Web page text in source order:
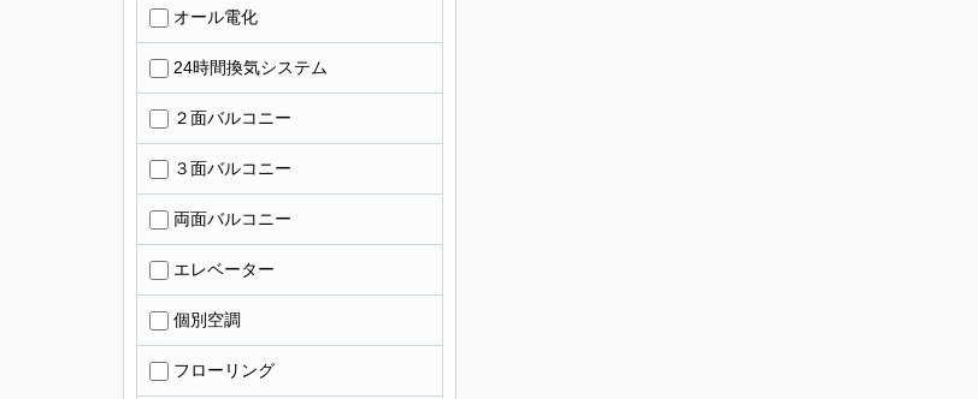
オール電化
24時間換気システム
２面バルコニー
３面バルコニー
両面バルコニー
エレベーター
個別空調
フローリング